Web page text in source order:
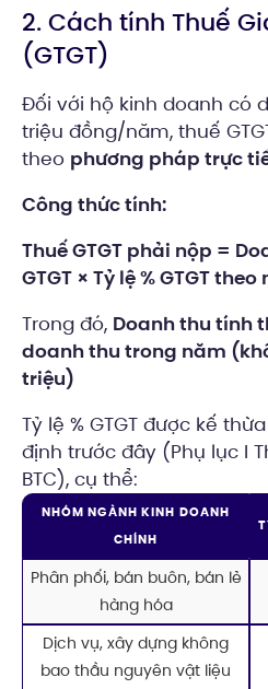
2. Cách tính Thuế
(GTGT)
Đối với hộ kinh doanh có
triệu đồng/năm, thuế
theo phương pháp trực
Công thức tính:
Thuế GTGT phải nộp =
GTGT × Tỷ lệ % GTGT
Trong đó, Doanh thu tính
doanh thu trong năm
triệu)
Tỷ lệ % GTGT được kế
định trước đây (Phụ lục I
BTC), cụ thể:
NHÓM NGÀNH KINH DOANH
CHÍNH
Phân phối, bán buôn, bán lẻ
hàng hóa
Dịch vụ, xây dựng không
bao thầu nguyên vật liệu